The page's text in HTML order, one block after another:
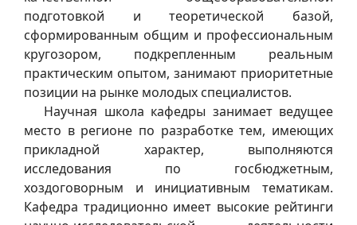
подготовкой и теоретической базой,
сформированным общим и профессиональным
кругозором, подкрепленным реальным
практическим опытом, занимают приоритетные
позиции на рынке молодых специалистов.
Научная школа кафедры занимает ведущее
место в регионе по разработке тем, имеющих
прикладной характер, выполняются
исследования по госбюджетным,
хоздоговорным и инициативным тематикам.
Кафедра традиционно имеет высокие рейтинги